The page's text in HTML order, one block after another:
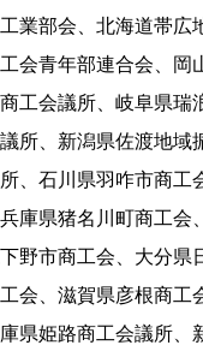
業部会、北海道帯広
会青年部連合会、岡
工会議所、岐阜県瑞
所、新潟県佐渡地域
、石川県羽咋市商工
庫県猪名川町商工会
野市商工会、大分県
会、滋賀県彦根商工
県姫路商工会議所